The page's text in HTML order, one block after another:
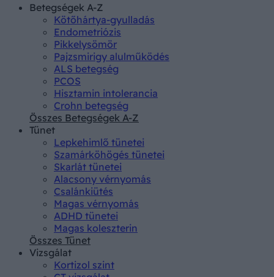
Betegségek A-Z
Kötőhártya-gyulladás
Endometriózis
Pikkelysömör
Pajzsmirigy alulműködés
ALS betegség
PCOS
Hisztamin intolerancia
Crohn betegség
Összes Betegségek A-Z
Tünet
Lepkehimlő tünetei
Szamárköhögés tünetei
Skarlát tünetei
Alacsony vérnyomás
Csalánkiütés
Magas vérnyomás
ADHD tünetei
Magas koleszterin
Összes Tünet
Vizsgálat
Kortizol szint